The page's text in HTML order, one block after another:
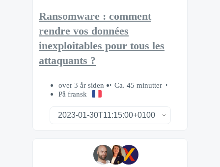
Ransomware : comment
rendre vos données
inexploitables pour tous les
attaquants ?
over 3 år siden
Ca. 45 minutter
På fransk